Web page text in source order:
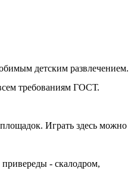
детским развлечением.
требованиям ГОСТ.
Играть здесь можно
привереды - скалодром,